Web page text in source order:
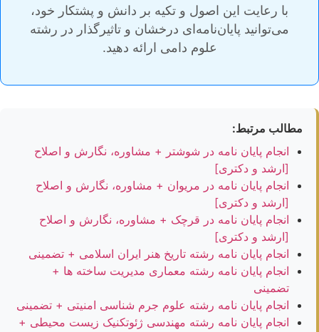
با رعایت این اصول و تکیه بر دانش و پشتکار خود،
می‌توانید پایان‌نامه‌ای درخشان و تاثیرگذار در رشته
علوم دامی ارائه دهید.
مطالب مرتبط:
انجام پایان نامه در شوشتر + مشاوره، نگارش و اصلاح
[ارشد و دکتری]
انجام پایان نامه در مریوان + مشاوره، نگارش و اصلاح
[ارشد و دکتری]
انجام پایان نامه در قرچک + مشاوره، نگارش و اصلاح
[ارشد و دکتری]
انجام پایان نامه رشته تاریخ هنر ایران اسلامی + تضمینی
انجام پایان نامه رشته معماری مدیریت ساخته ها +
تضمینی
انجام پایان نامه رشته علوم جرم شناسی امنیتی + تضمینی
انجام پایان نامه رشته مهندسی ژئوتکنیک زیست محیطی +